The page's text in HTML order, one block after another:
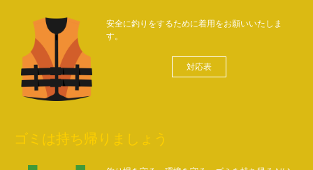
安全に釣りをするために着用をお願いいたしま
す。
対応表
ゴミは持ち帰りましょう